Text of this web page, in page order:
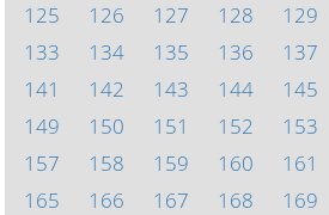
125
126 127 128 129
133
134 135 136 137
141
142 143 144 145
149
150 151 152 153
157
158 159 160 161
165
166 167 168 169